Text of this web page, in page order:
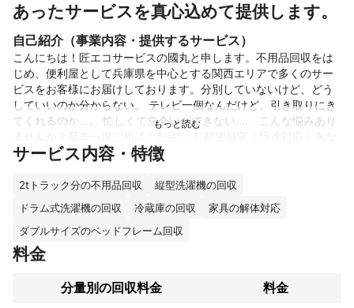
あったサービスを真心込めて提供します。
自己紹介（事業内容・提供するサービス）
こんにちは！匠エコサービスの國丸と申します。不用品回収をは
じめ、便利屋として兵庫県を中心とする関西エリアで多くのサー
ビスをお客様にお届けしております。分別していないけど、どう
していいのか分からない。 テレビ一個なんだけど、引き取りにき
てくれるのか...。 忙しくて立会いができない...。 こんな悩みあり
たのお困りごとを解決します。誠実でスマートなサービスを心掛
これまでの実績
創業から12年、これまでに多数のご依頼を頂き、お客様にとって
「匠エコサービスにお願いしてよかった」という口コミも多数頂
いてきました。これからもお客様に寄り添いつつ無駄のないサー
ビスを提供し続けることを心がけて努力してまいります。
アピールポイント
サービス内容・特徴
2tトラック分の不用品回収
縦型洗濯機の回収
ドラム式洗濯機の回収
冷蔵庫の回収
家具の解体対応
ダブルサイズのベッドフレーム回収
料金
分量別の回収料金
料金